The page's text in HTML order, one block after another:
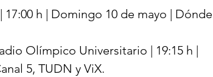
17:00 h | Domingo 10 de mayo | Dónde
Olímpico Universitario | 19:15 h |
5, TUDN y ViX.